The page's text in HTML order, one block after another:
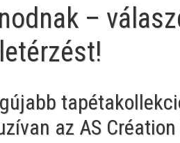
–
az AS